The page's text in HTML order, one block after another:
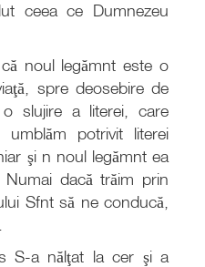
ceea ce Dumnezeu
noul legămnt este o
spre deosebire de
slujire a literei, care
potrivit literei
şi n noul legămnt ea
dacă trăim prin
Sfnt să ne conducă,
S-a nălţat la cer şi a